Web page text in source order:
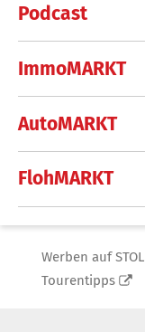
Podcast
ImmoMARKT
AutoMARKT
FlohMARKT
Werben auf STOL
Tourentipps